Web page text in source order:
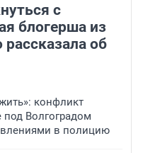
с
блогерша из
рассказала об
конфликт
под Волгоградом
в полицию